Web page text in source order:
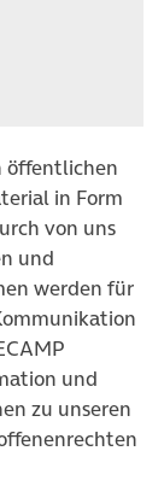
öffentlichen
in Form
von uns
und
werden für
und
zu unseren